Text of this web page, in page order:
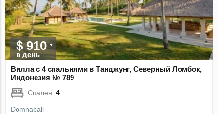
$ 910
в день
Вилла с 4 спальнями в Танджунг, Северный Ломбок,
Индонезия № 789
Спален:4
Domnabali